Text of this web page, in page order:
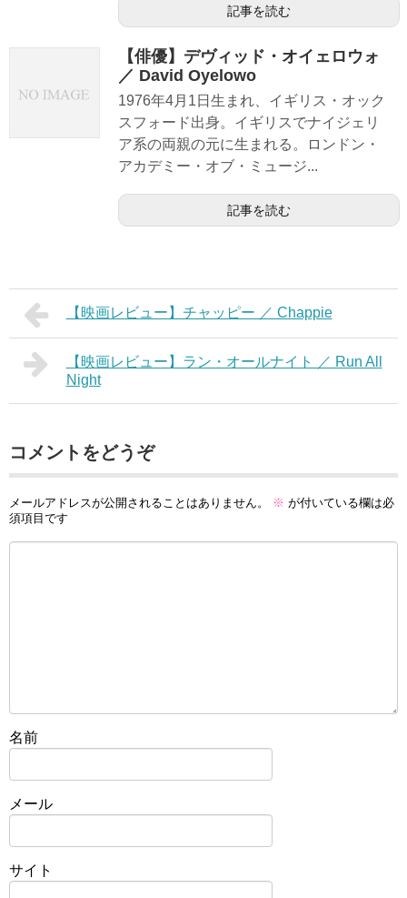
記事を読む
【俳優】デヴィッド・オイェロウォ
／ David Oyelowo
1976年4月1日生まれ、イギリス・オック
スフォード出身。イギリスでナイジェリ
ア系の両親の元に生まれる。ロンドン・
アカデミー・オブ・ミュージ...
記事を読む
【映画レビュー】チャッピー ／ Chappie
【映画レビュー】ラン・オールナイト ／ Run All
Night
コメントをどうぞ
メールアドレスが公開されることはありません。 ※ が付いている欄は必
須項目です
名前
メール
サイト